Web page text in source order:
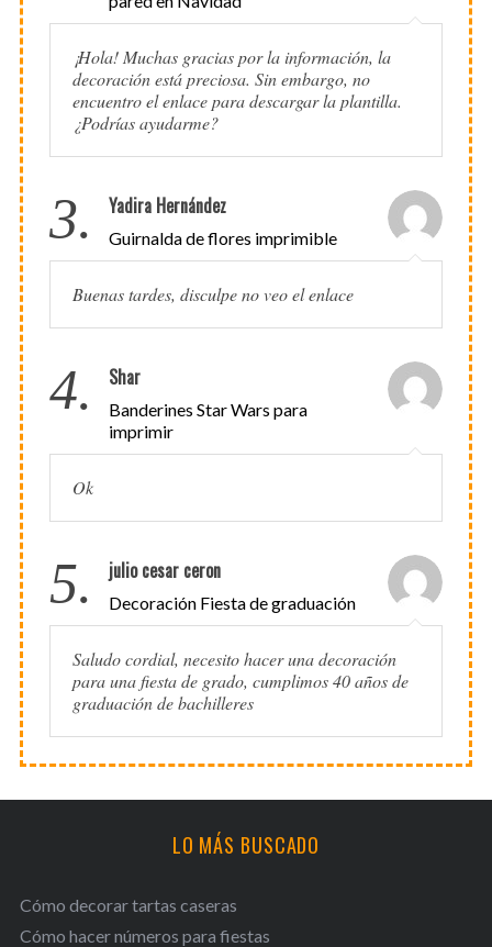
¡Hola! Muchas gracias por la información, la
decoración está preciosa. Sin embargo, no
encuentro el enlace para descargar la plantilla.
¿Podrías ayudarme?
3. Yadira Hernández
Guirnalda de flores imprimible
Buenas tardes, disculpe no veo el enlace
4. Shar
Banderines Star Wars para
imprimir
Ok
5. julio cesar ceron
Decoración Fiesta de graduación
Saludo cordial, necesito hacer una decoración
para una fiesta de grado, cumplimos 40 años de
graduación de bachilleres
LO MÁS BUSCADO
Cómo decorar tartas caseras
Cómo hacer números para fiestas